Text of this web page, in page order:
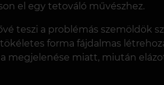
el egy tetováló művészhez.
teszi a problémás szemöldök
forma fájdalmas
megjelenése miatt, miután